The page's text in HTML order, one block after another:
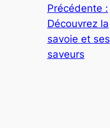
Précédente :
Découvrez la
savoie et ses
saveurs